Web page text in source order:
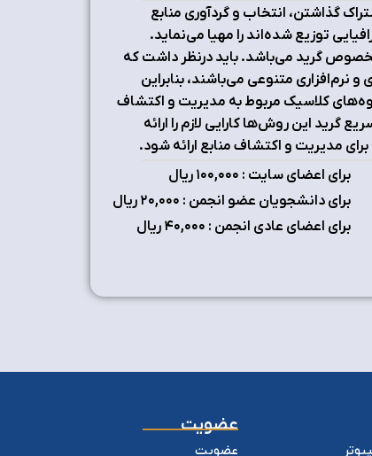
گذاشتن، انتخاب و گردآوری منابع
توزیع شده‌اند را مهیا می‌نماید.
گرید می‌باشد. باید درنظر داشت که
متنوعی می‌باشند، بنابراین
کلاسیک مربوط به مدیریت و اکتشاف
این روش‌ها کارایی لازم را ارائه
مدیریت و اکتشاف منابع ارائه شود.
برای اعضای سایت : ۱٠٠,٠٠٠ ریال
برای دانشجویان عضو انجمن : ۲٠,٠٠٠ ریال
برای اعضای عادی انجمن : ۴٠,٠٠٠ ریال
عضویت
عضویت